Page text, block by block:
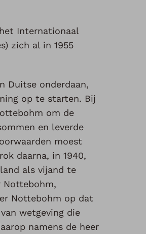
Internationaal
zich al in 1955
Duitse onderdaan,
op te starten. Bij
om de
en leverde
moest
daarna, in 1940,
als vijand te
Nottebohm,
Nottebohm op dat
wetgeving die
namens de heer